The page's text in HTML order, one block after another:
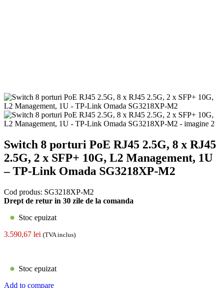
Switch 8 porturi PoE RJ45 2.5G, 8 x RJ45
2.5G, 2 x SFP+ 10G, L2 Management, 1U
– TP-Link Omada SG3218XP-M2
Cod produs: SG3218XP-M2
Drept de retur in 30 zile de la comanda
Stoc epuizat
3.590,67 lei (TVA inclus)
Stoc epuizat
Add to compare